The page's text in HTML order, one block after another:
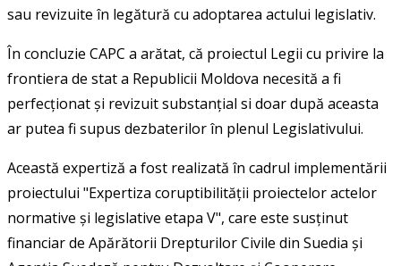
sau revizuite în legătură cu adoptarea actului legislativ.
În concluzie CAPC a arătat, că proiectul Legii cu privire la
frontiera de stat a Republicii Moldova necesită a fi
perfecționat și revizuit substanțial si doar după aceasta
ar putea fi supus dezbaterilor în plenul Legislativului.
Această expertiză a fost realizată în cadrul implementării
proiectului "Expertiza coruptibilității proiectelor actelor
normative și legislative etapa V", care este susținut
financiar de Apărătorii Drepturilor Civile din Suedia și